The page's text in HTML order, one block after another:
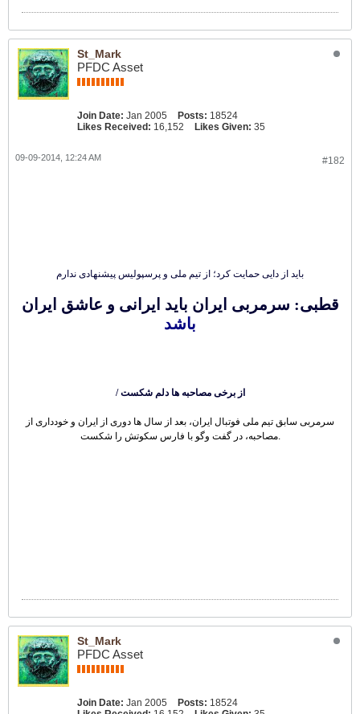
St_Mark
PFDC Asset
Join Date: Jan 2005 Posts: 18524
Likes Received: 16,152 Likes Given: 35
#182
09-09-2014, 12:24 AM
باید از دایی حمایت کرد؛ از تیم ملی و پرسپولیس پیشنهادی ندارم
قطبی: سرمربی ایران باید ایرانی و عاشق ایران
باشد
/ از برخی مصاحبه ها دلم شکست
سرمربی سابق تیم ملی فوتبال ایران، بعد از سال ها دوری از ایران و خودداری از
مصاحبه، در گفت وگو با فارس سکوتش را شکست.
St_Mark
PFDC Asset
Join Date: Jan 2005 Posts: 18524